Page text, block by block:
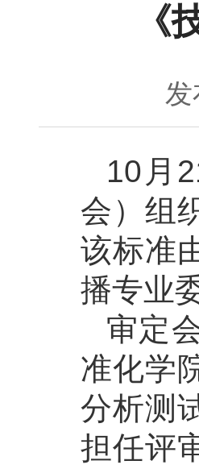
10月
会）组
该标准
播专业
审定
准化学
分析测
担任评